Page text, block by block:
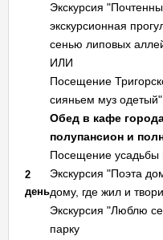
2
день
Экскурсия
экскурсионная
сенью липовых
ИЛИ
Посещение
сияньем муз
Обед в кафе
полупансион и
Посещение усадьбы
Экскурсия "Поэта
дому, где жил и
Экскурсия "Люблю
парку